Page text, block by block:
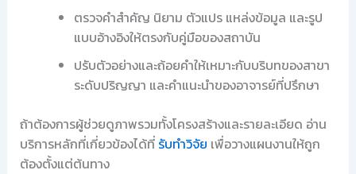
ตรวจคำสำคัญ นิยาม ตัวแปร แหล่งข้อมูล และรูป
แบบอ้างอิงให้ตรงกับคู่มือของสถาบัน
ปรับตัวอย่างและถ้อยคำให้เหมาะกับบริบทของสาขา
ระดับปริญญา และคำแนะนำของอาจารย์ที่ปรึกษา
ถ้าต้องการผู้ช่วยดูภาพรวมทั้งโครงสร้างและรายละเอียด อ่าน
บริการหลักที่เกี่ยวข้องได้ที่ รับทำวิจัย เพื่อวางแผนงานให้ถูก
ต้องตั้งแต่ต้นทาง